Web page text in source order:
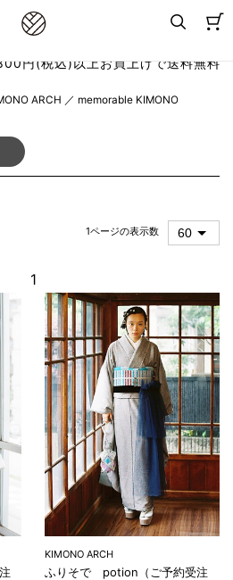
円(税込)以上お買上げで送料無料
ARCH ／ memorable KIMONO
1ページの表示数
1
KIMONO ARCH
ふりそで potion（ご予約受注